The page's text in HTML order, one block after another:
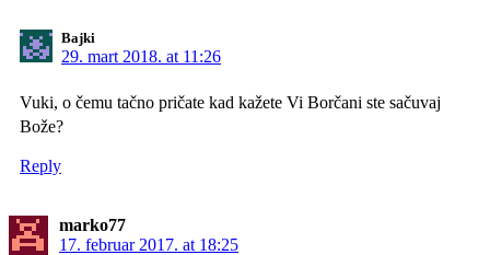
Bajki
29. mart 2018. at 11:26
Vuki, o čemu tačno pričate kad kažete Vi Borčani ste sačuvaj
Bože?
Reply
marko77
17. februar 2017. at 18:25